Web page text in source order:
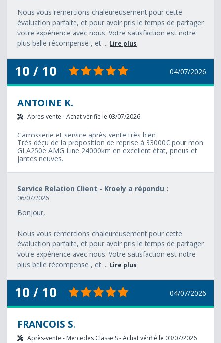
Nous vous remercions chaleureusement pour cette
évaluation parfaite, et pour avoir pris le temps de partager
votre expérience avec nous. Votre satisfaction est notre
plus belle récompense , et ... Lire plus
10 / 10 04/07/2026
ANTOINE K.
Après-vente - Achat vérifié le 03/07/2026
Carrosserie et service après-vente très bien
Très déçu de la proposition de reprise à 33000€ pour mon
GLA250e AMG Line 24000km en excellent état, pneus et
jantes neuves.
Service Relation Client - Kroely a répondu :
06/07/2026
Bonjour,
Nous vous remercions chaleureusement pour cette
évaluation parfaite, et pour avoir pris le temps de partager
votre expérience avec nous. Votre satisfaction est notre
plus belle récompense , et ... Lire plus
10 / 10 04/07/2026
FRANCOIS S.
Après-vente - Mercedes Classe S - Achat vérifié le 03/07/2026